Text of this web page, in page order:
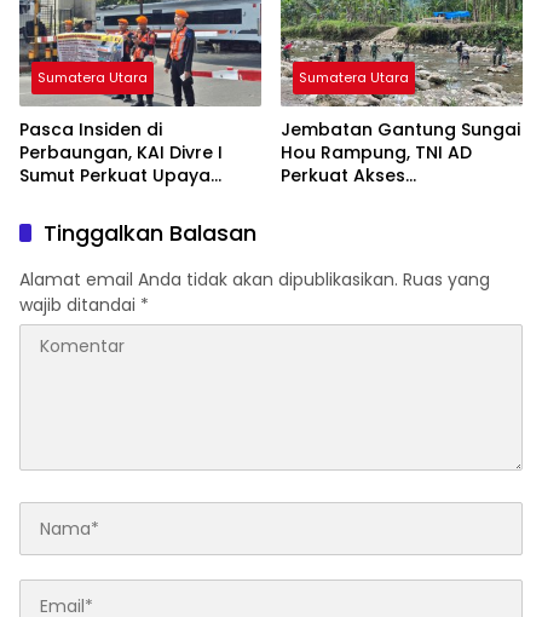
Sumatera Utara
Pasca Insiden di
Perbaungan, KAI Divre I
Sumut Perkuat Upaya
Perlintasan Sebidang
Sumatera Utara
Jembatan Gantung Sungai
Hou Rampung, TNI AD
Perkuat Akses
Tinggalkan Balasan
Alamat email Anda tidak akan dipublikasikan. Ruas yang
wajib ditandai *